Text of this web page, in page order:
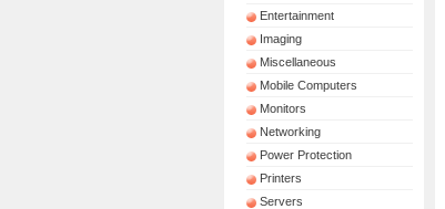
Entertainment
Imaging
Miscellaneous
Mobile Computers
Monitors
Networking
Power Protection
Printers
Servers